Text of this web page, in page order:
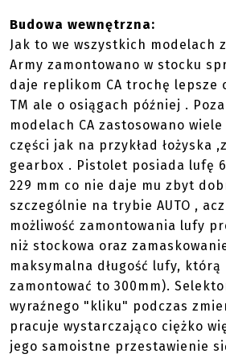
Budowa wewnętrzna:
Jak to we wszystkich modelach
Army zamontowano w stocku
daje replikom CA trochę lepsze
TM ale o osiągach później .
modelach CA zastosowano
części jak na przykład łożyska
gearbox . Pistolet posiada lufę
229 mm co nie daje mu zbyt
szczególnie na trybie AUTO ,
możliwość zamontowania lufy
niż stockowa oraz
maksymalna długość lufy, którą
zamontować to 300mm).
wyraźnego "kliku" podczas
pracuje wystarczająco ciężko
jego samoistne przestawienie